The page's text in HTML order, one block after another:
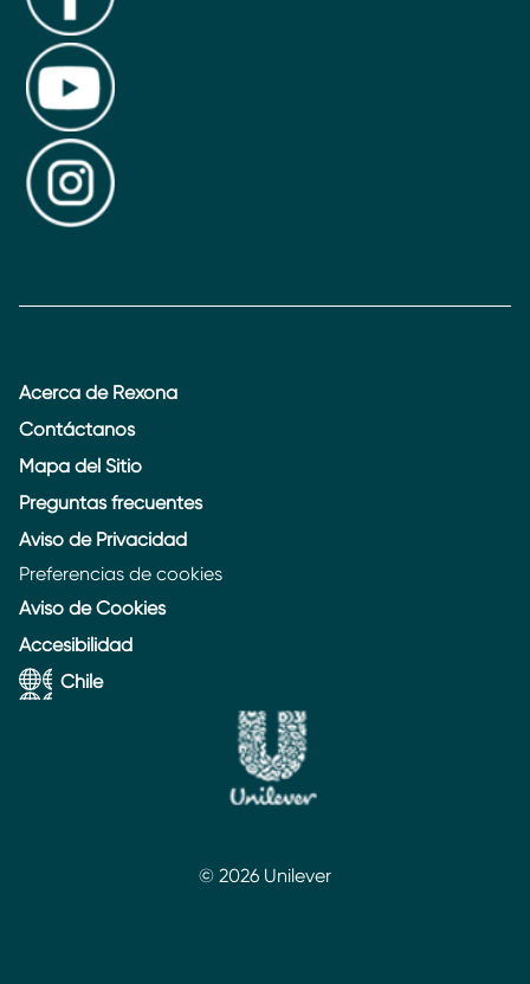
Acerca de Rexona
Contáctanos
Mapa del Sitio
Preguntas frecuentes
Aviso de Privacidad
Preferencias de cookies
Aviso de Cookies
Accesibilidad
Chile
© 2026 Unilever